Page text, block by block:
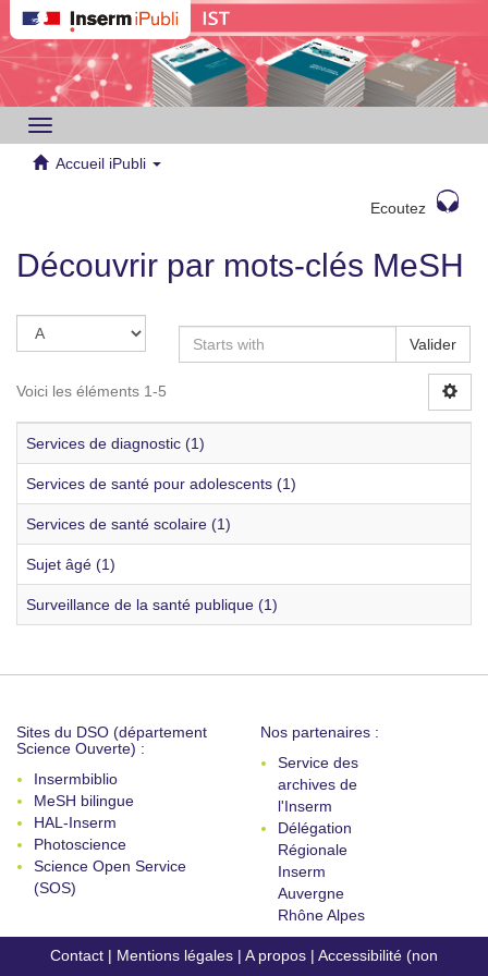
Toggle
navigation
Accueil iPubli
Ecoutez
Découvrir par mots-clés MeSH
Valider
Voici les éléments 1-5
Services de diagnostic (1)
Services de santé pour adolescents (1)
Services de santé scolaire (1)
Sujet âgé (1)
Surveillance de la santé publique (1)
Sites du DSO (département
Science Ouverte) :
Insermbiblio
MeSH bilingue
HAL-Inserm
Photoscience
Science Open Service
(SOS)
Nos partenaires :
Service des
archives de
l'Inserm
Délégation
Régionale
Inserm
Auvergne
Rhône Alpes
Contact | Mentions légales | A propos | Accessibilité (non